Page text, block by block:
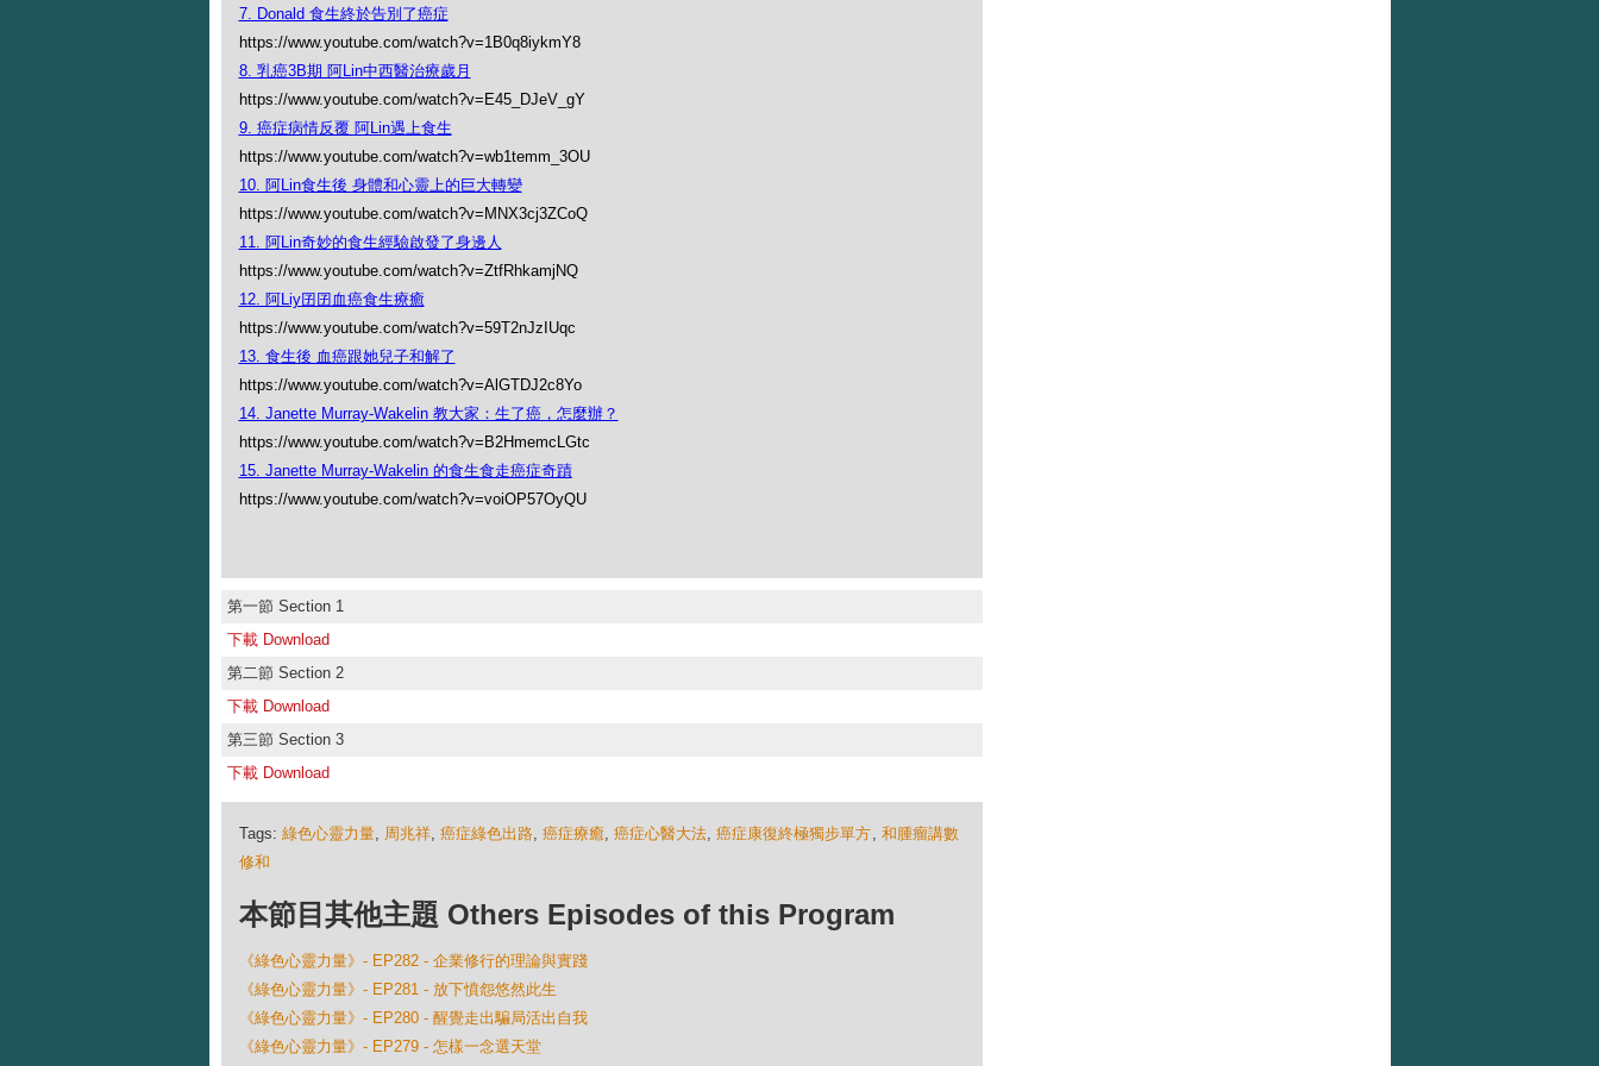
7. Donald 食生終於告別了癌症
https://www.youtube.com/watch?v=1B0q8iykmY8
8. 乳癌3B期 阿Lin中西醫治療歲月
https://www.youtube.com/watch?v=E45_DJeV_gY
9. 癌症病情反覆 阿Lin遇上食生
https://www.youtube.com/watch?v=wb1temm_3OU
10. 阿Lin食生後 身體和心靈上的巨大轉變
https://www.youtube.com/watch?v=MNX3cj3ZCoQ
11. 阿Lin奇妙的食生經驗啟發了身邊人
https://www.youtube.com/watch?v=ZtfRhkamjNQ
12. 阿Liy囝囝血癌食生療癒
https://www.youtube.com/watch?v=59T2nJzIUqc
13. 食生後 血癌跟她兒子和解了
https://www.youtube.com/watch?v=AlGTDJ2c8Yo
14. Janette Murray-Wakelin 教大家：生了癌，怎麼辦？
https://www.youtube.com/watch?v=B2HmemcLGtc
15. Janette Murray-Wakelin 的食生食走癌症奇蹟
https://www.youtube.com/watch?v=voiOP57OyQU
第一節 Section 1
下載 Download
第二節 Section 2
下載 Download
第三節 Section 3
下載 Download
Tags: 綠色心靈力量, 周兆祥, 癌症綠色出路, 癌症療癒,癌症心醫大法,癌症康復終極獨步單方, 和腫瘤講數
修和
本節目其他主題 Others Episodes of this Program
《綠色心靈力量》- EP282 - 企業修行的理論與實踐
《綠色心靈力量》- EP281 - 放下憤怨悠然此生
《綠色心靈力量》- EP280 - 醒覺走出騙局活出自我
《綠色心靈力量》- EP279 - 怎樣一念選天堂